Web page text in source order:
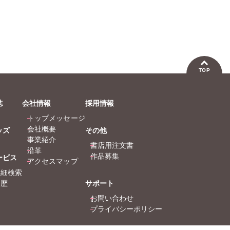
TOP
ズ
ビス
検索
会社情報
トップメッセージ
会社概要
事業紹介
沿革
アクセスマップ
採用情報
その他
書店用注文書
作品募集
サポート
お問い合わせ
プライバシーポリシー